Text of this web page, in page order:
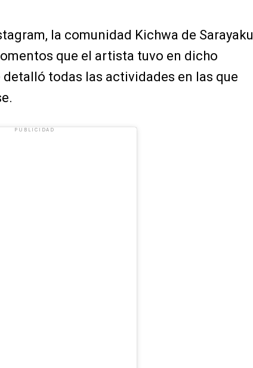
la comunidad Kichwa de Sarayaku
que el artista tuvo en dicho
todas las actividades en las que
PUBLICIDAD